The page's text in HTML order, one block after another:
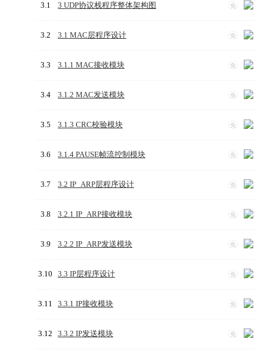
3.1 免
3 UDP协议栈程序整体架构图
3.2 免
3.1 MAC层程序设计
3.3 免
3.1.1 MAC接收模块
3.4 免
3.1.2 MAC发送模块
3.5 免
3.1.3 CRC校验模块
3.6 免
3.1.4 PAUSE帧流控制模块
3.7 免
3.2 IP_ARP层程序设计
3.8 免
3.2.1 IP_ARP接收模块
3.9 免
3.2.2 IP_ARP发送模块
3.10 免
3.3 IP层程序设计
3.11 免
3.3.1 IP接收模块
3.12 免
3.3.2 IP发送模块